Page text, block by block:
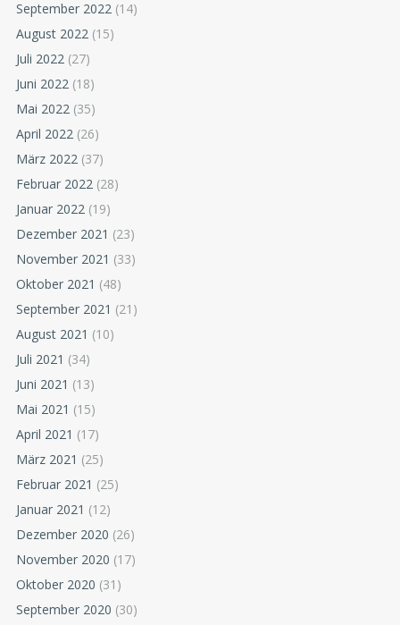
September 2022 (14)
August 2022 (15)
Juli 2022 (27)
Juni 2022 (18)
Mai 2022 (35)
April 2022 (26)
März 2022 (37)
Februar 2022 (28)
Januar 2022 (19)
Dezember 2021 (23)
November 2021 (33)
Oktober 2021 (48)
September 2021 (21)
August 2021 (10)
Juli 2021 (34)
Juni 2021 (13)
Mai 2021 (15)
April 2021 (17)
März 2021 (25)
Februar 2021 (25)
Januar 2021 (12)
Dezember 2020 (26)
November 2020 (17)
Oktober 2020 (31)
September 2020 (30)